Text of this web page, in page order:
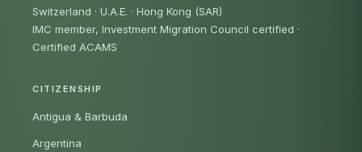
Switzerland · U.A.E. · Hong Kong (SAR)
IMC member, Investment Migration Council certified ·
Certified ACAMS
CITIZENSHIP
Antigua & Barbuda
Argentina